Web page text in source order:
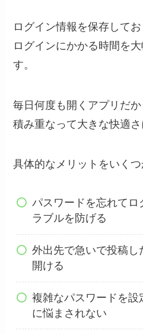
ログイン情報を保存して
ログインにかかる時間を
す。
毎日何度も開くアプリだ
積み重なって大きな快適さ
具体的なメリットをいくつ
パスワードを忘れてロ
ラブルを防げる
外出先で急いで投稿し
開ける
複雑なパスワードを設
に悩まされない